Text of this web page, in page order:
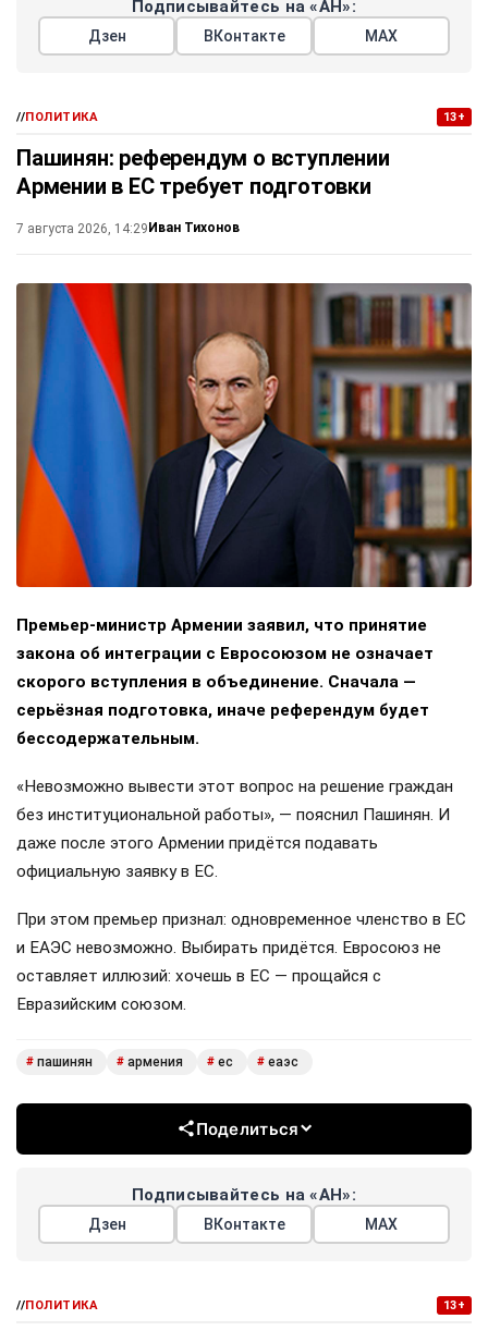
Подписывайтесь на «АН»:
Дзен ВКонтакте МАХ
//ПОЛИТИКА 13+
Пашинян: референдум о вступлении
Армении в ЕС требует подготовки
7 августа 2026, 14:29 Иван Тихонов
Премьер-министр Армении заявил, что принятие
закона об интеграции с Евросоюзом не означает
скорого вступления в объединение. Сначала —
серьёзная подготовка, иначе референдум будет
бессодержательным.
«Невозможно вывести этот вопрос на решение граждан
без институциональной работы», — пояснил Пашинян. И
даже после этого Армении придётся подавать
официальную заявку в ЕС.
При этом премьер признал: одновременное членство в ЕС
и ЕАЭС невозможно. Выбирать придётся. Евросоюз не
оставляет иллюзий: хочешь в ЕС — прощайся с
Евразийским союзом.
# пашинян # армения # ес # еаэс
Поделиться
Подписывайтесь на «АН»:
Дзен ВКонтакте МАХ
//ПОЛИТИКА 13+